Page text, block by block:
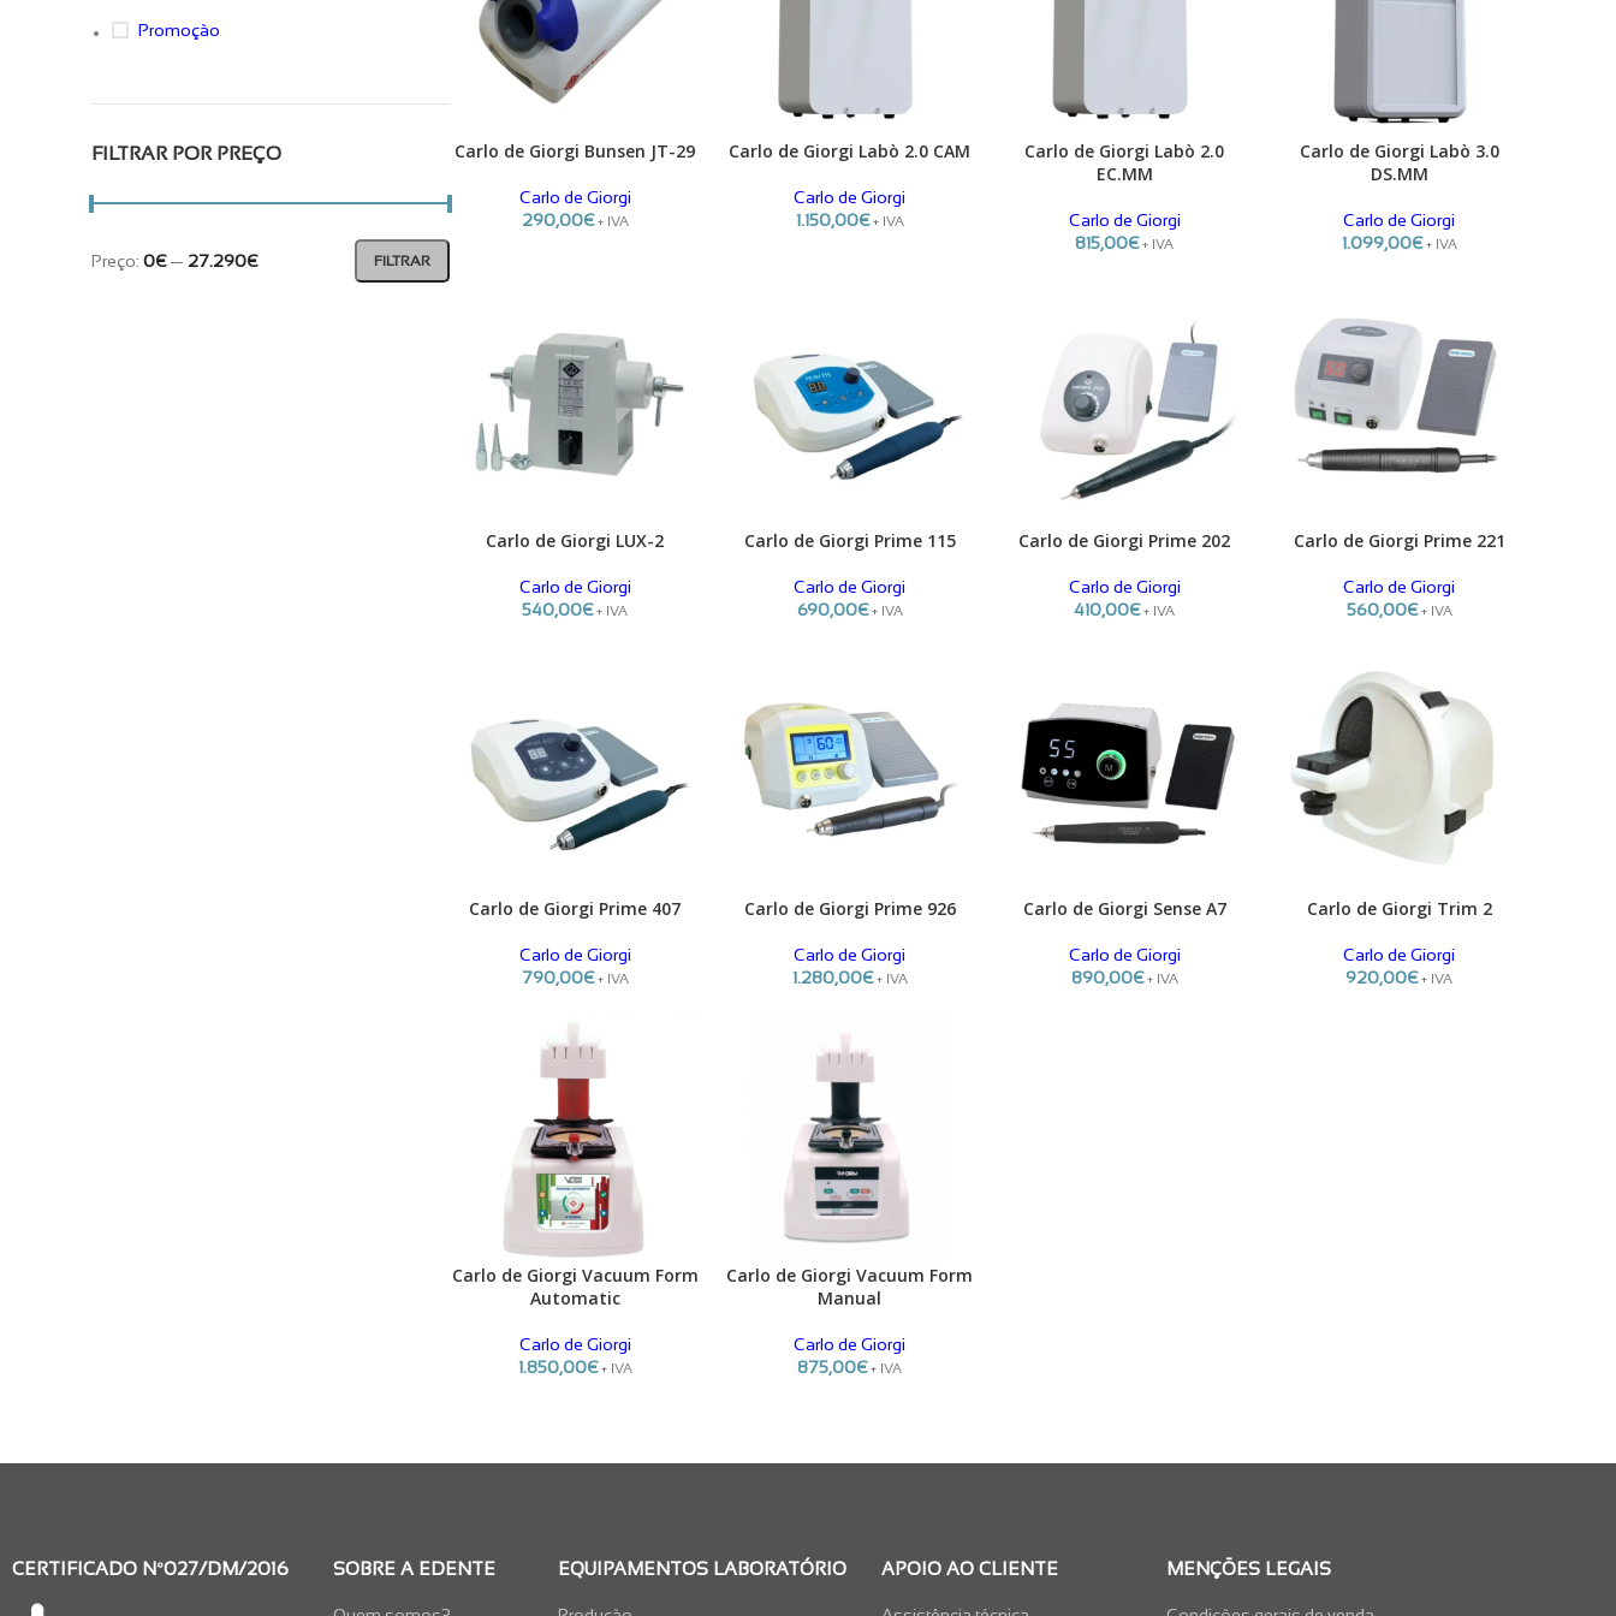
Promoção
FILTRAR POR PREÇO
FILTRAR
Preço: 0€— 27.290€
ADICIONAR
Carlo de Giorgi Bunsen JT-29
Carlo de Giorgi
290,00€ + IVA
ADICIONAR
Carlo de Giorgi Labò 2.0 CAM
Carlo de Giorgi
1.150,00€ + IVA
ADICIONAR
Carlo de Giorgi Labò 2.0
EC.MM
Carlo de Giorgi
815,00€ + IVA
ADICIONAR
Carlo de Giorgi Labò 3.0
DS.MM
Carlo de Giorgi
1.099,00€ + IVA
ADICIONAR
Carlo de Giorgi LUX-2
Carlo de Giorgi
540,00€ + IVA
ADICIONAR
Carlo de Giorgi Prime 115
Carlo de Giorgi
690,00€ + IVA
ADICIONAR
Carlo de Giorgi Prime 202
Carlo de Giorgi
410,00€ + IVA
ADICIONAR
Carlo de Giorgi Prime 221
Carlo de Giorgi
560,00€ + IVA
ADICIONAR
Carlo de Giorgi Prime 407
Carlo de Giorgi
790,00€ + IVA
ADICIONAR
Carlo de Giorgi Prime 926
Carlo de Giorgi
1.280,00€ + IVA
ADICIONAR
Carlo de Giorgi Sense A7
Carlo de Giorgi
890,00€ + IVA
ADICIONAR
Carlo de Giorgi Trim 2
Carlo de Giorgi
920,00€ + IVA
ADICIONAR
Carlo de Giorgi Vacuum Form
Automatic
Carlo de Giorgi
1.850,00€ + IVA
ADICIONAR
Carlo de Giorgi Vacuum Form
Manual
Carlo de Giorgi
875,00€ + IVA
CERTIFICADO Nº027/DM/2016 SOBRE A EDENTE EQUIPAMENTOS LABORATÓRIO APOIO AO CLIENTE MENÇÕES LEGAIS